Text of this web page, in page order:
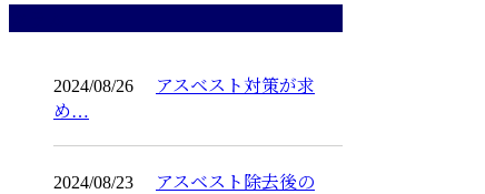
2024/08/26
アスベスト対策が求
め…
2024/08/23
アスベスト除去後の